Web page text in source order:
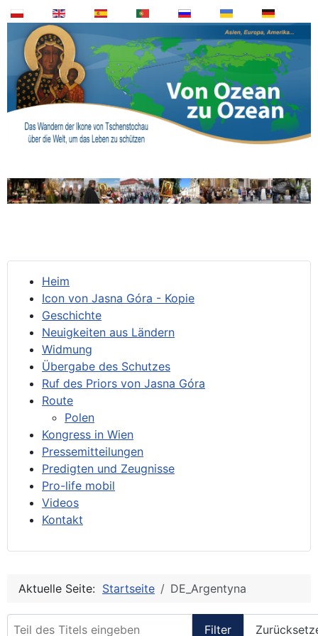
Heim
Icon von Jasna Góra - Kopie
Geschichte
Neuigkeiten aus Ländern
Widmung
Übergabe des Schutzes
Ruf des Priors von Jasna Góra
Route
Polen
Kongress in Wien
Pressemitteilungen
Predigten und Zeugnisse
Pro-life mobil
Videos
Kontakt
Aktuelle Seite: Startseite DE_Argentyna
Filter